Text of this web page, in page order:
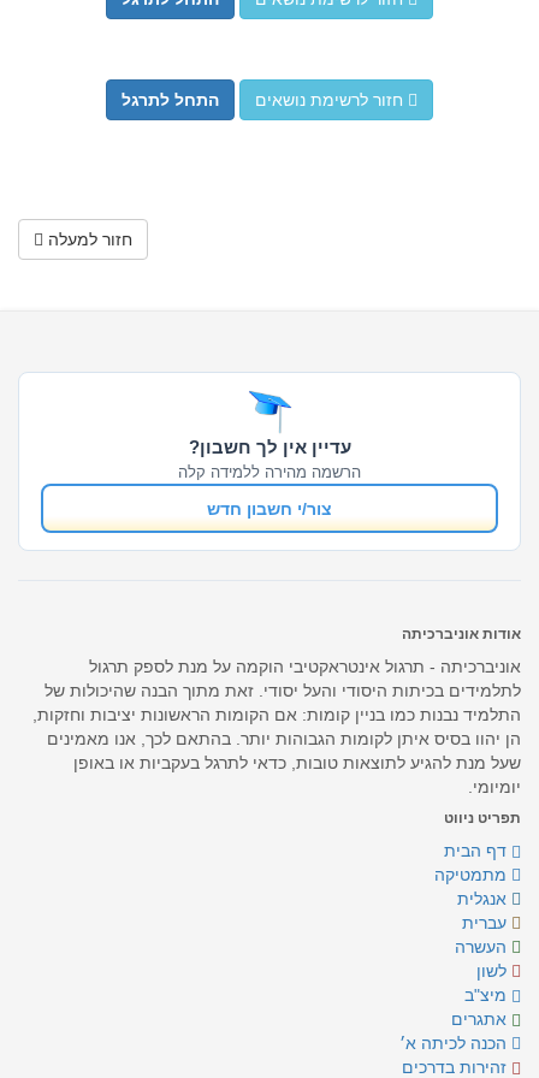
חזור לרשימת נושאים התחל לתרגל
חזור למעלה
עדיין אין לך חשבון?
הרשמה מהירה ללמידה קלה
צור/י חשבון חדש
אודות אוניברכיתה
אוניברכיתה - תרגול אינטראקטיבי הוקמה על מנת לספק תרגול
לתלמידים בכיתות היסודי והעל יסודי. זאת מתוך הבנה שהיכולות של
התלמיד נבנות כמו בניין קומות: אם הקומות הראשונות יציבות וחזקות,
הן יהוו בסיס איתן לקומות הגבוהות יותר. בהתאם לכך, אנו מאמינים
שעל מנת להגיע לתוצאות טובות, כדאי לתרגל בעקביות או באופן
יומיומי.
תפריט ניווט
דף הבית
מתמטיקה
אנגלית
עברית
העשרה
לשון
מיצ"ב
אתגרים
הכנה לכיתה א׳
זהירות בדרכים